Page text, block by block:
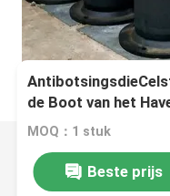
de Boot van het
MOQ：1 stuk
Beste prijs